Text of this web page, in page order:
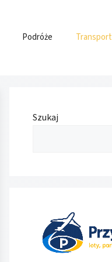
Podróże Transport
Szukaj